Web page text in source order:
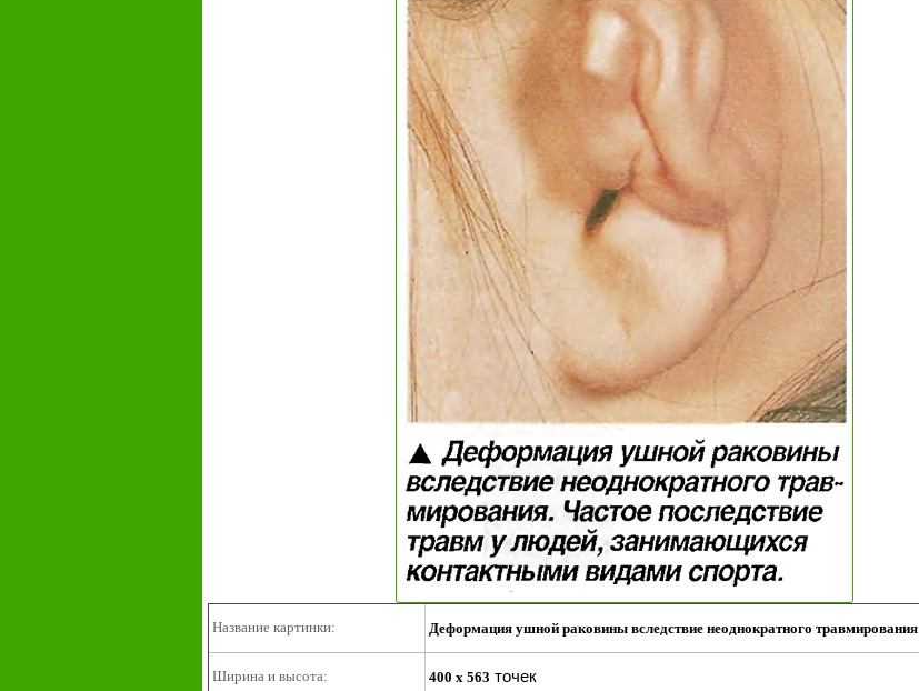
Название картинки: Деформация ушной раковины вследствие неоднократного травмирования
Ширина и высота: 400 x 563 точек